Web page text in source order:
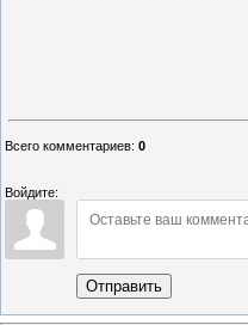
Всего комментариев: 0
Войдите:
Отправить